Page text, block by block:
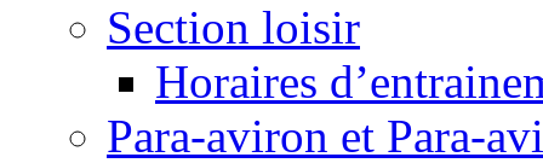
Section loisir
Horaires
Para-aviron et Para-